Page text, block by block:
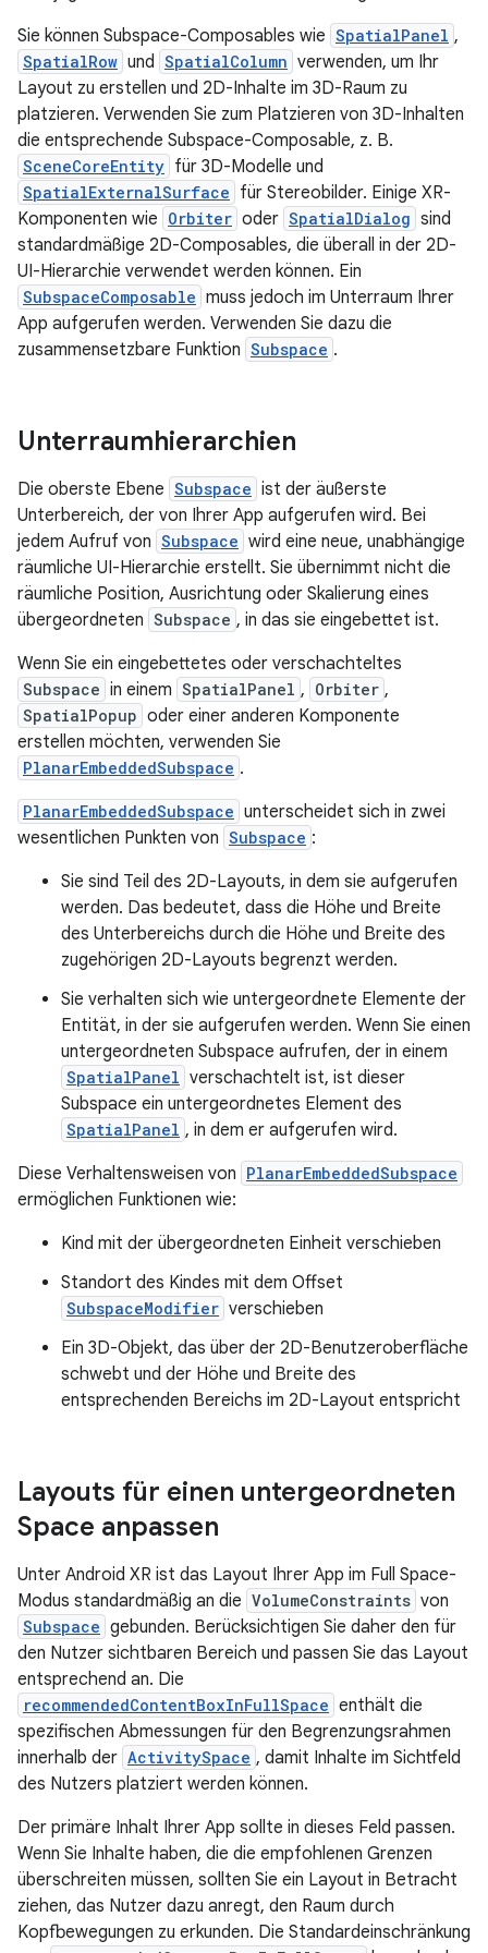
Sie können Subspace-Composables wie SpatialPanel ,
SpatialRow und SpatialColumn verwenden, um Ihr
Layout zu erstellen und 2D-Inhalte im 3D-Raum zu
platzieren. Verwenden Sie zum Platzieren von 3D-Inhalten
die entsprechende Subspace-Composable, z. B.
SceneCoreEntity für 3D-Modelle und
SpatialExternalSurface für Stereobilder. Einige XR-
Komponenten wie Orbiter oder SpatialDialog sind
standardmäßige 2D-Composables, die überall in der 2D-
UI-Hierarchie verwendet werden können. Ein
SubspaceComposable muss jedoch im Unterraum Ihrer
App aufgerufen werden. Verwenden Sie dazu die
zusammensetzbare Funktion Subspace .
Unterraumhierarchien
Die oberste Ebene Subspace ist der äußerste
Unterbereich, der von Ihrer App aufgerufen wird. Bei
jedem Aufruf von Subspace wird eine neue, unabhängige
räumliche UI-Hierarchie erstellt. Sie übernimmt nicht die
räumliche Position, Ausrichtung oder Skalierung eines
übergeordneten Subspace , in das sie eingebettet ist.
Wenn Sie ein eingebettetes oder verschachteltes
Subspace in einem SpatialPanel , Orbiter ,
SpatialPopup oder einer anderen Komponente
erstellen möchten, verwenden Sie
PlanarEmbeddedSubspace .
PlanarEmbeddedSubspace unterscheidet sich in zwei
wesentlichen Punkten von Subspace :
Sie sind Teil des 2D-Layouts, in dem sie aufgerufen
werden. Das bedeutet, dass die Höhe und Breite
des Unterbereichs durch die Höhe und Breite des
zugehörigen 2D-Layouts begrenzt werden.
Sie verhalten sich wie untergeordnete Elemente der
Entität, in der sie aufgerufen werden. Wenn Sie einen
untergeordneten Subspace aufrufen, der in einem
SpatialPanel verschachtelt ist, ist dieser
Subspace ein untergeordnetes Element des
SpatialPanel , in dem er aufgerufen wird.
Diese Verhaltensweisen von PlanarEmbeddedSubspace
ermöglichen Funktionen wie:
Kind mit der übergeordneten Einheit verschieben
Standort des Kindes mit dem Offset
SubspaceModifier verschieben
Ein 3D-Objekt, das über der 2D-Benutzeroberfläche
schwebt und der Höhe und Breite des
entsprechenden Bereichs im 2D-Layout entspricht
Layouts für einen untergeordneten
Space anpassen
Unter Android XR ist das Layout Ihrer App im Full Space-
Modus standardmäßig an die VolumeConstraints von
Subspace gebunden. Berücksichtigen Sie daher den für
den Nutzer sichtbaren Bereich und passen Sie das Layout
entsprechend an. Die
recommendedContentBoxInFullSpace enthält die
spezifischen Abmessungen für den Begrenzungsrahmen
innerhalb der ActivitySpace , damit Inhalte im Sichtfeld
des Nutzers platziert werden können.
Der primäre Inhalt Ihrer App sollte in dieses Feld passen.
Wenn Sie Inhalte haben, die die empfohlenen Grenzen
überschreiten müssen, sollten Sie ein Layout in Betracht
ziehen, das Nutzer dazu anregt, den Raum durch
Kopfbewegungen zu erkunden. Die Standardeinschränkung